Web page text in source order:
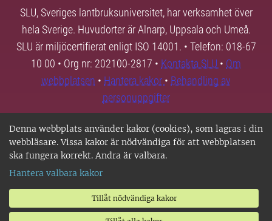
Denna webbplats använder kakor (cookies), som lagras i din
webbläsare. Vissa kakor är nödvändiga för att webbplatsen
ska fungera korrekt. Andra är valbara.
Hantera valbara kakor
Tillåt nödvändiga kakor
SLU, Sveriges lantbruksuniversitet, har verksamhet över
hela Sverige. Huvudorter är Alnarp, Uppsala och Umeå.
SLU är miljöcertifierat enligt ISO 14001. • Telefon: 018-67
10 00 • Org nr: 202100-2817 • Kontakta SLU • Om
webbplatsen • Hantera kakor • Behandling av
personuppgifter